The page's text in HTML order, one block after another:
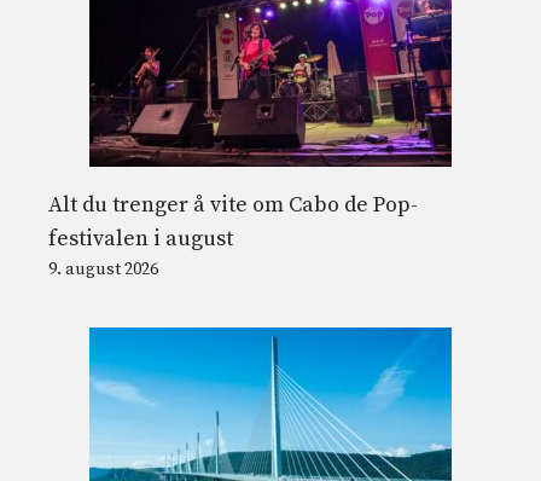
Alt du trenger å vite om Cabo de Pop-
festivalen i august
9. august 2026